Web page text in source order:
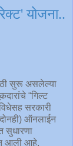
योजना..
सुरू असलेल्या
“गिल्ट
सरकारी
ऑनलाईन
सुधारणा
आली आहे.